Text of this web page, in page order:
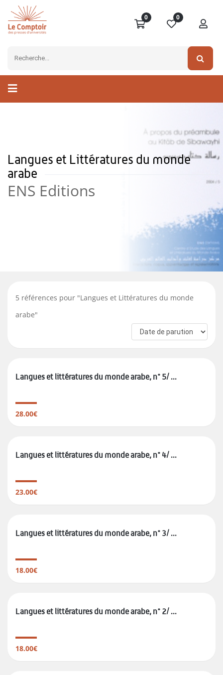
0 0
Langues et Littératures du monde
arabe
ENS Editions
5 références pour "Langues et Littératures du monde
arabe"
Langues et littératures du monde arabe, n° 5/ ...
28.00€
Langues et littératures du monde arabe, n° 4/ ...
23.00€
Langues et littératures du monde arabe, n° 3/ ...
18.00€
Langues et littératures du monde arabe, n° 2/ ...
18.00€